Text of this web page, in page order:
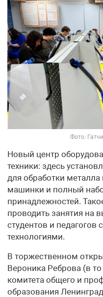
Фото:
Новый центр
техники: здесь
для обработки
машинки и полный
принадлежностей.
проводить занятия на
студентов и
технологиями.
В торжественном
Вероника Реброва (в
комитета общего и
образования